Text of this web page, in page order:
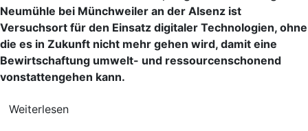
Neumühle bei Münchweiler an der Alsenz ist
Versuchsort für den Einsatz digitaler Technologien, ohne
die es in Zukunft nicht mehr gehen wird, damit eine
Bewirtschaftung umwelt- und ressourcenschonend
vonstattengehen kann.
Weiterlesen